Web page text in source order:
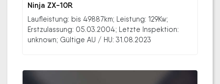
Ninja ZX-10R
Laufleistung: bis 49887km; Leistung: 129Kw;
Erstzulassung: 05.03.2004; Letzte Inspektion:
unknown; Gültige AU / HU: 31.08.2023